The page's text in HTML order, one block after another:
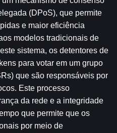
(DPoS), que permite
e maior eficiência
modelos tradicionais de
sistema, os detentores de
para votar em um grupo
que são responsáveis ​​por
Este processo
da rede e a integridade
que permite que os
por meio de